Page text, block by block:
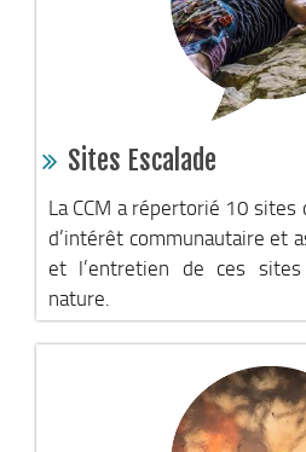
Taxe de séjour & Tourisme
La taxe de séjour
Matheysine Tourisme
Enfance & Cohésion Sociale
Relais Petite Enfance
Grandir en Matheysine
Balades faciles et aires de
Jeunes En Matheysine
Sites Escalade
La CCM a répertorié 10 sites
d’intérêt communautaire et
et l’entretien de ces
nature.